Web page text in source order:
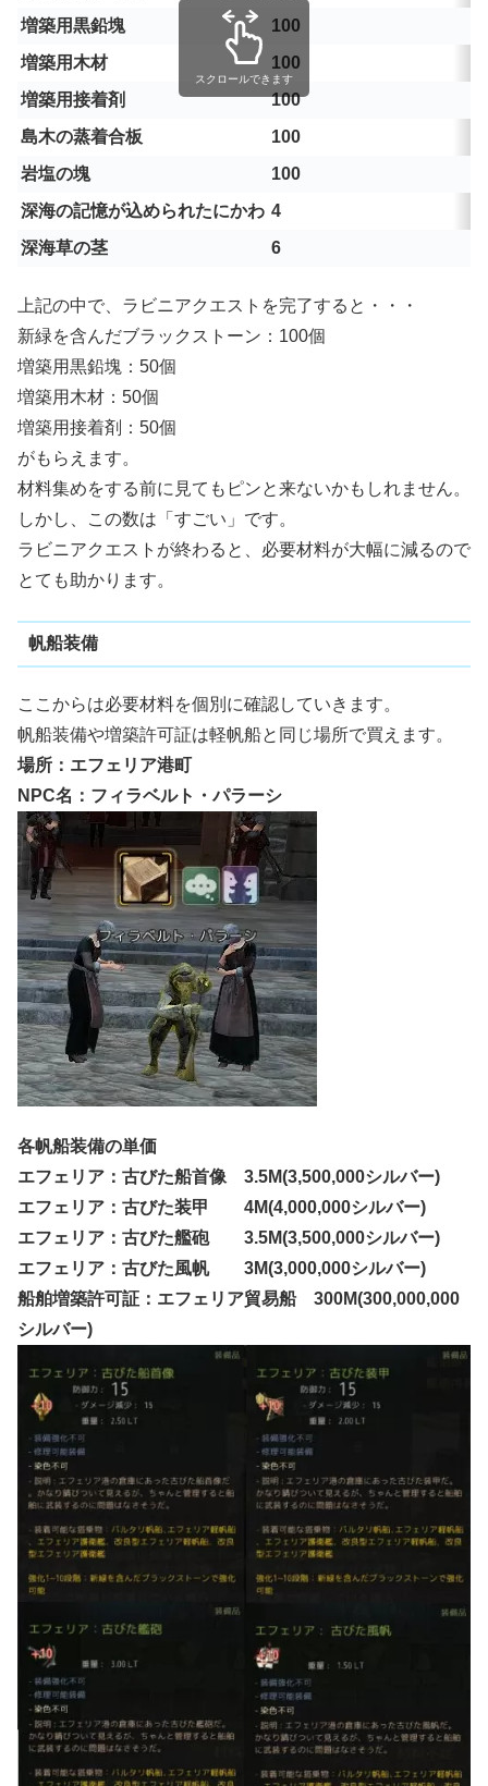
増築用黒鉛塊
100
増築用木材
100
増築用接着剤
100
島木の蒸着合板
100
岩塩の塊
100
深海の記憶が込められたにかわ 4
深海草の茎
6
スクロールできます
上記の中で、ラビニアクエストを完了すると・・・
新緑を含んだブラックストーン：100個
増築用黒鉛塊：50個
増築用木材：50個
増築用接着剤：50個
がもらえます。
材料集めをする前に見てもピンと来ないかもしれません。
しかし、この数は「すごい」です。
ラビニアクエストが終わると、必要材料が大幅に減るので
とても助かります。
帆船装備
ここからは必要材料を個別に確認していきます。
帆船装備や増築許可証は軽帆船と同じ場所で買えます。
場所：エフェリア港町
NPC名：フィラベルト・パラーシ
各帆船装備の単価
エフェリア：古びた船首像 3.5M(3,500,000シルバー)
エフェリア：古びた装甲 4M(4,000,000シルバー)
エフェリア：古びた艦砲 3.5M(3,500,000シルバー)
エフェリア：古びた風帆 3M(3,000,000シルバー)
船舶増築許可証：エフェリア貿易船 300M(300,000,000
シルバー)